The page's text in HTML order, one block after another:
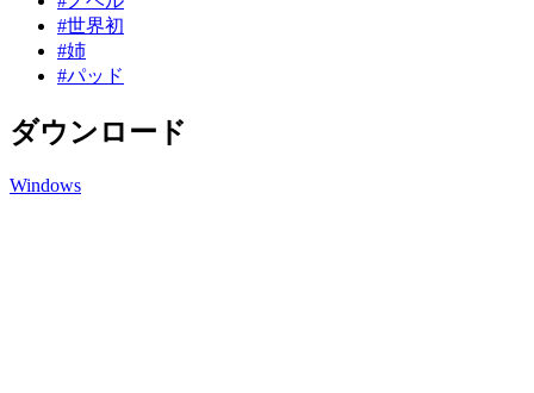
#世界初
#姉
#パッド
ダウンロード
Windows